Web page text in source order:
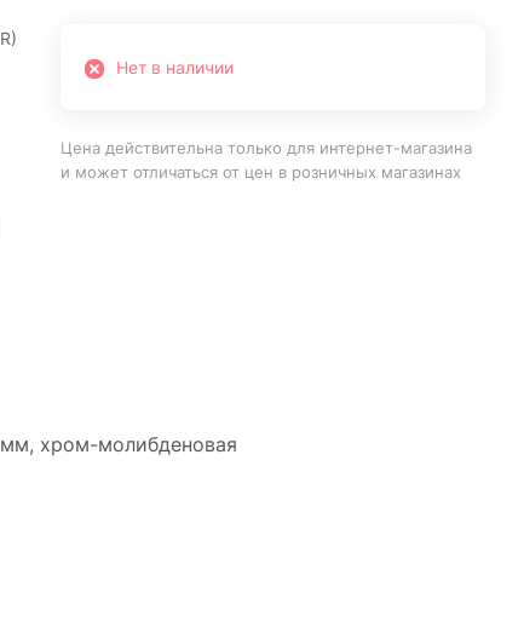
Нет в наличии
Цена действительна только для интернет-магазина
и может отличаться от цен в розничных магазинах
мм, хром-молибденовая